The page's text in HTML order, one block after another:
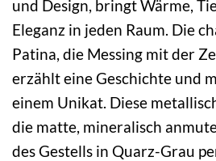
und Design, bringt Wärme,
Eleganz in jeden Raum. Die
Patina, die Messing mit der
erzählt eine Geschichte und
einem Unikat. Diese
die matte, mineralisch
des Gestells in Quarz-Grau